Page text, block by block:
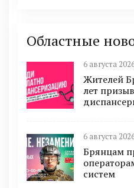
Областные
6 августа
Жителей
лет
6 августа
Брянцам
систeм